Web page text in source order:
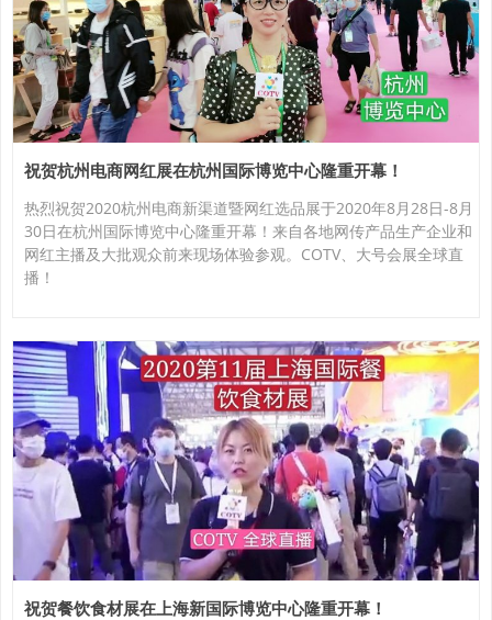
祝贺杭州电商网红展在杭州国际博览中心隆重开幕！
热烈祝贺2020杭州电商新渠道暨网红选品展于2020年8月28日-8月
30日在杭州国际博览中心隆重开幕！来自各地网传产品生产企业和
网红主播及大批观众前来现场体验参观。COTV、大号会展全球直
播！
祝贺餐饮食材展在上海新国际博览中心隆重开幕！